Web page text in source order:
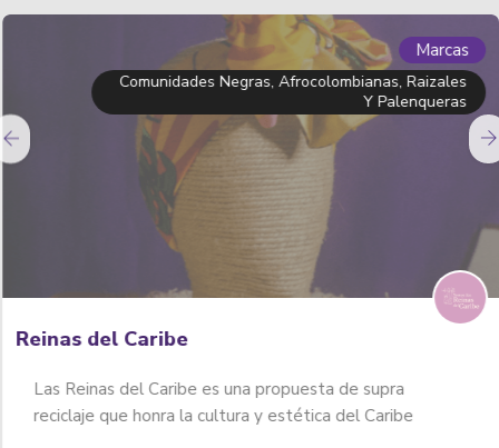
Marcas
Comunidades Negras, Afrocolombianas, Raizales
Y Palenqueras
Reinas del Caribe
Las Reinas del Caribe es una propuesta de supra
reciclaje que honra la cultura y estética del Caribe